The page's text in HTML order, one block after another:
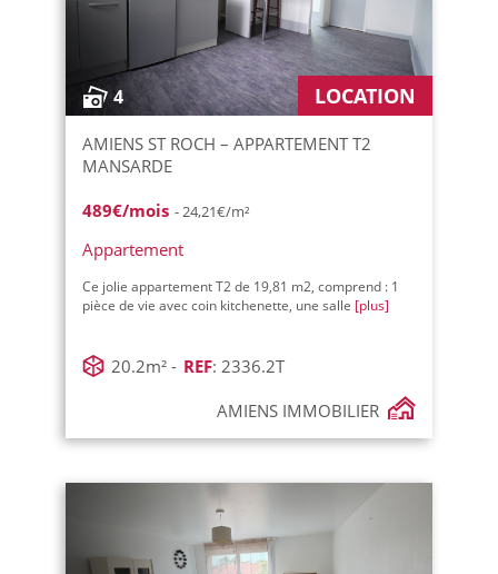
4 LOCATION
AMIENS ST ROCH – APPARTEMENT T2
MANSARDE
489€/mois - 24,21€/m²
Appartement
Ce jolie appartement T2 de 19,81 m2, comprend : 1
pièce de vie avec coin kitchenette, une salle [plus]
20.2m² - REF: 2336.2T
AMIENS IMMOBILIER
Status :Location Prix max :460€